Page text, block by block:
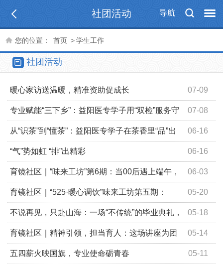
导航
社团活动
您的位置： 首页 >学生工作
社团活动
07-09
暖心家访送温暖，精准资助促成长
07-08
专业赋能“三下乡”：益阳医专学子用“双检”服务守
护“一老一小” 06-16
从“识茶”到“懂茶”：益阳医专学子在茶香里“品”出
文化自信 06-16
“气”势如虹 “排”出精彩
06-03
育镜社区｜“味来工坊”第6期：当00后遇上端午，
这堂“非遗劳动课”粽香四溢 05-20
育镜社区｜“525·暖心调饮”味来工坊第五期：
在“一杯子”的创造中遇见更好的自己 05-18
不说再见，只赴山海：一场“不传统”的毕业典礼，
青春不散场 05-14
育镜社区｜精神引领，担当育人：这场讲座为团
学干部注入“精神钙” 05-11
五四薪火映国旗，专业使命砺青春